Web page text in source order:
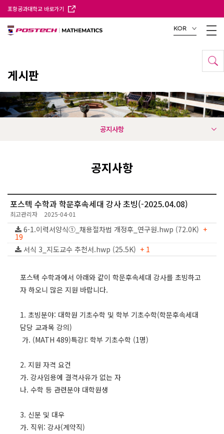
포항공과대학교 바로가기
KOR
게시판
공지사항
공지사항
포스텍 수학과 학문후속세대 강사 초빙(-2025.04.08)
최고관리자 2025-04-01
6-1.이력서양식①_채용절차법 개정후_연구원.hwp (72.0K) +
19
서식 3_지도교수 추천서.hwp (25.5K) + 1
포스텍 수학과에서 아래와 같이 학문후속세대 강사를 초빙하고
자 하오니 많은 지원 바랍니다.
1. 초빙분야: 대학원 기초수학 및 학부 기초수학(학문후속세대
담당 교과목 강의)
가. (MATH 489)특강I: 학부 기초수학 (1명)
2. 지원 자격 요건
가. 강사임용에 결격사유가 없는 자
나. 수학 등 관련분야 대학원생
3. 신분 및 대우
가. 직위: 강사(계약직)